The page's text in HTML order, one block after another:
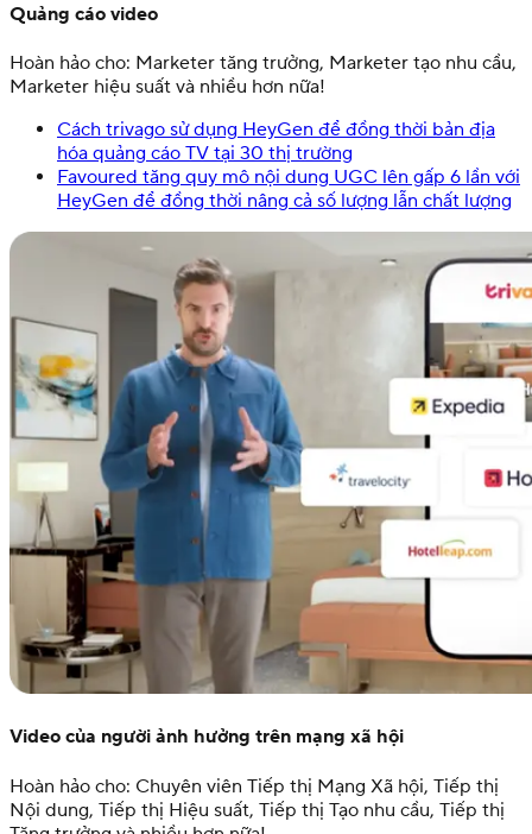
Quảng cáo video
Hoàn hảo cho: Marketer tăng trưởng, Marketer tạo nhu cầu,
Marketer hiệu suất và nhiều hơn nữa!
Cách trivago sử dụng HeyGen để đồng thời bản địa
hóa quảng cáo TV tại 30 thị trường
Favoured tăng quy mô nội dung UGC lên gấp 6 lần với
HeyGen để đồng thời nâng cả số lượng lẫn chất lượng
Video của người ảnh hưởng trên mạng xã hội
Hoàn hảo cho: Chuyên viên Tiếp thị Mạng Xã hội, Tiếp thị
Nội dung, Tiếp thị Hiệu suất, Tiếp thị Tạo nhu cầu, Tiếp thị